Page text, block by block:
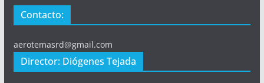
Contacto:
aerotemasrd@gmail.com
Director: Diógenes Tejada